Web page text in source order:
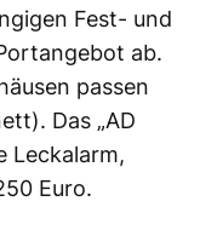
Fest- und
ab.
passen
Das „AD
Leckalarm,
Euro.